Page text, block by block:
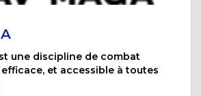
une discipline de combat
et accessible à toutes